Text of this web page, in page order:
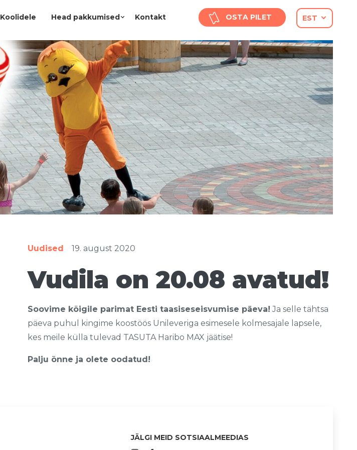
Koolidele Head pakkumised Kontakt OSTA PILET EST
Uudised 19. august 2020
Vudila on 20.08 avatud!
Soovime kõigile parimat Eesti taasiseseisvumise päeva! Ja selle tähtsa
päeva puhul kingime koostöös Unileveriga esimesele kolmesajale lapsele,
kes meile külla tulevad TASUTA Haribo MAX jäätise!
Palju ōnne ja olete oodatud!
JÄLGI MEID SOTSIAALMEEDIAS